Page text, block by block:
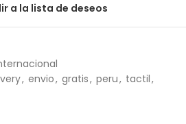
a la lista de deseos
, envio, gratis, peru, tactil,